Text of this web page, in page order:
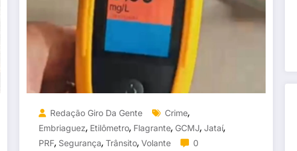
Redação Giro Da Gente Crime,
Embriaguez, Etilômetro, Flagrante, GCMJ, Jataí,
PRF, Segurança, Trânsito, Volante
0